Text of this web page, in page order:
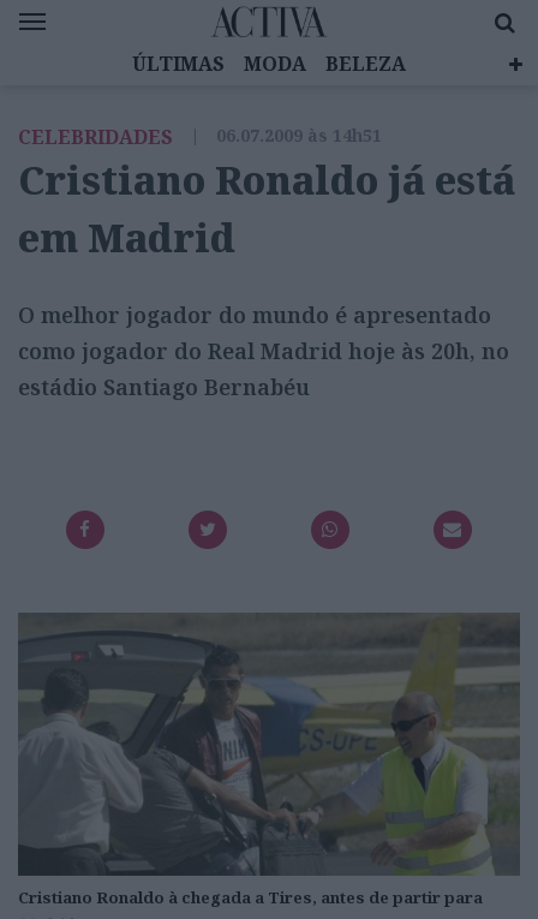
ÚLTIMAS MODA
BELEZA
EMOÇÕES
MULHERES INSPIRADORAS
DIZ QUEM SABE
ACTIVA BRAND STUDIO
CELEBRIDADES | 06.07.2009 às 14h51
Cristiano Ronaldo já está
em Madrid
O melhor jogador do mundo é apresentado
como jogador do Real Madrid hoje às 20h, no
estádio Santiago Bernabéu
Cristiano Ronaldo à chegada a Tires, antes de partir para